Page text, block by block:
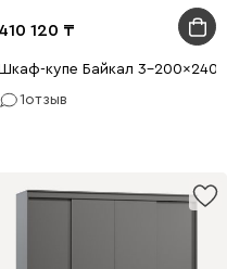
без зеркал
410 120
Шкаф-купе Байкал 3-200x240
1отзыв